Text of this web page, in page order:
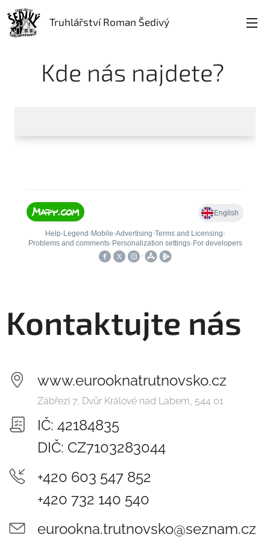
Truhlářství Roman Šedivý
Kde nás najdete?
Kontaktujte nás
www.eurooknatrutnovsko.cz
Zábřezí 7, Dvůr Králové nad Labem, 544 01
IČ: 42184835
DIČ: CZ7103283044
+420 603 547 852
+420 732 140 540
eurookna.trutnovsko@seznam.cz